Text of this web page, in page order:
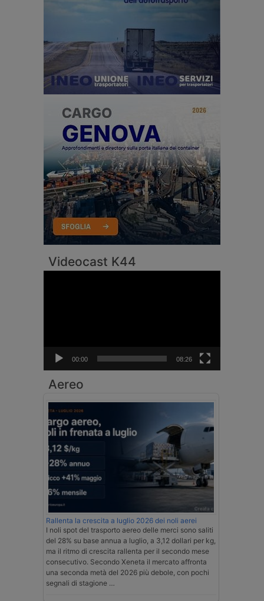
Videocast K44
00:00 08:26
Aereo
Rallenta la crescita a luglio 2026 dei noli aerei
I noli spot del trasporto aereo delle merci sono saliti
del 28% su base annua a luglio, a 3,12 dollari per kg,
ma il ritmo di crescita rallenta per il secondo mese
consecutivo. Secondo Xeneta il mercato affronta
una seconda metà del 2026 più debole, con pochi
segnali di stagione …